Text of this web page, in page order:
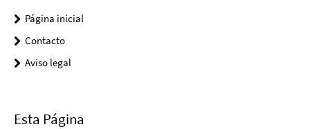
Página inicial
Contacto
Aviso legal
Esta Página